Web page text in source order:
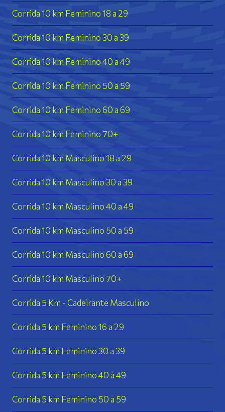
Corrida 10 km Feminino 18 a 29
Corrida 10 km Feminino 30 a 39
Corrida 10 km Feminino 40 a 49
Corrida 10 km Feminino 50 a 59
Corrida 10 km Feminino 60 a 69
Corrida 10 km Feminino 70+
Corrida 10 km Masculino 18 a 29
Corrida 10 km Masculino 30 a 39
Corrida 10 km Masculino 40 a 49
Corrida 10 km Masculino 50 a 59
Corrida 10 km Masculino 60 a 69
Corrida 10 km Masculino 70+
Corrida 5 Km - Cadeirante Masculino
Corrida 5 km Feminino 16 a 29
Corrida 5 km Feminino 30 a 39
Corrida 5 km Feminino 40 a 49
Corrida 5 km Feminino 50 a 59